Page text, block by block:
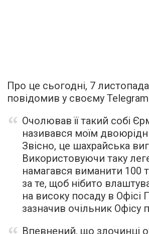
Про це сьогодні, 7
повідомив у своєму
Очолював її такий собі
називався моїм
Звісно, це шахрайська
Використовуючи таку
намагався виманити 100
за те, щоб нібито
на високу посаду в Офісі
зазначив очільник Офісу
Впевнений, що злочинці